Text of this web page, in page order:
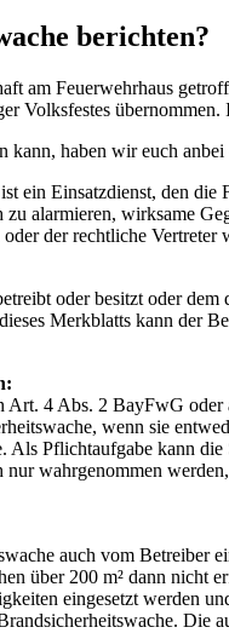
berichten?
am Feuerwehrhaus
Volksfestes
kann, haben wir euch
ein Einsatzdienst, den
alarmieren, wirksame
der rechtliche
oder besitzt oder
Merkblatts kann der
Art. 4 Abs. 2 BayFwG
wenn sie
Als Pflichtaufgabe kann
wahrgenommen
auch vom Betreiber
über 200 m² dann nicht
eingesetzt werden
Die